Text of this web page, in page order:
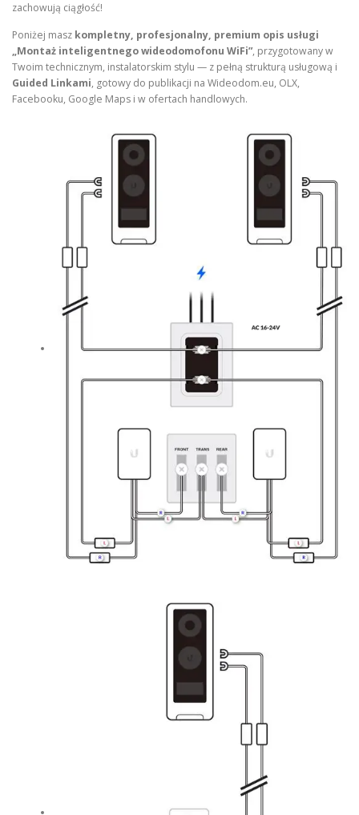
zachowują ciągłość!
Poniżej masz kompletny, profesjonalny, premium opis usługi
„Montaż inteligentnego wideodomofonu WiFi”, przygotowany w
Twoim technicznym, instalatorskim stylu — z pełną strukturą usługową i
Guided Linkami, gotowy do publikacji na Wideodom.eu, OLX,
Facebooku, Google Maps i w ofertach handlowych.